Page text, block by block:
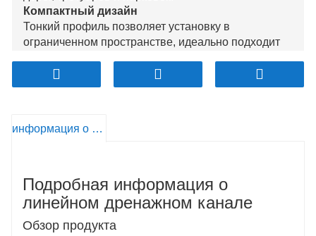
Компактный дизайн
Тонкий профиль позволяет установку в
ограниченном пространстве, идеально подходит
ограниченным пространством.
Эстетическая привлекательность
настраиваемыми решетками и отделкой.
таких как нержавеющая сталь или полиэтилен
высокой плотности, что обеспечивает надежность
и долговечность в любых погодных условиях.
Простота установки и низкие
информация о продукте
Подробная информация о
линейном дренажном канале
Обзор продукта